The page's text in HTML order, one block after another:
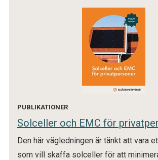
PUBLIKATIONER
Solceller och EMC för
Den här vägledningen är tänkt att vara
som vill skaffa solceller för att